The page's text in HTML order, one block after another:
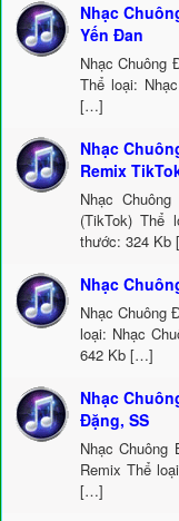
Nhạc
Yến Đan
Nhạc Chuông
Thể loại:
[…]
Nhạc
Remix
Nhạc
(TikTok) Thể
thước: 324
Nhạc
Nhạc Chuông
loại: Nhạc
642 Kb […]
Nhạc
Đặng, SS
Nhạc Chuông
Remix Thể
[…]